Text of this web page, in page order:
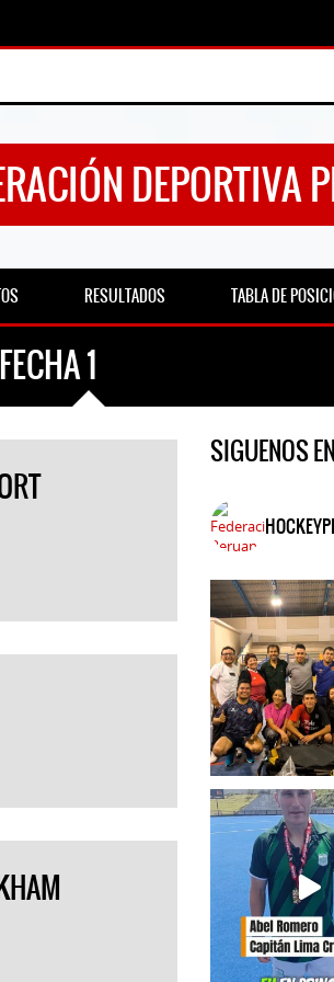
DEPORTIVA
RESULTADOS TABLA DE
1
SIGUENOS